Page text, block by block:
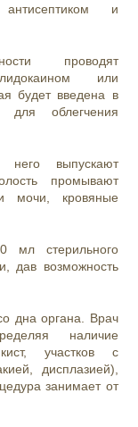
и
проводят
или
будет введена в
для облегчения
него выпускают
промывают
мочи, кровяные
мл стерильного
дав возможность
дна органа. Врач
наличие
участков с
дисплазией),
занимает от